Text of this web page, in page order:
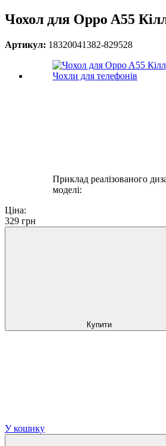
Чохол для Oppo A55
Артикул: 18320041382-829528
Приклад реалізованого
моделі:
Ціна:
329 грн
Купити
У кошику